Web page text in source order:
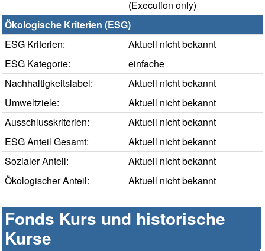
(Execution only)
Ökologische Kriterien (ESG)
ESG Kriterien:
Aktuell nicht bekannt
ESG Kategorie:
einfache
Nachhaltigkeitslabel:
Aktuell nicht bekannt
Umweltziele:
Aktuell nicht bekannt
Ausschlusskriterien:
Aktuell nicht bekannt
ESG Anteil Gesamt:
Aktuell nicht bekannt
Sozialer Anteil:
Aktuell nicht bekannt
Ökologischer Anteil:
Aktuell nicht bekannt
Fonds Kurs und historische
Kurse